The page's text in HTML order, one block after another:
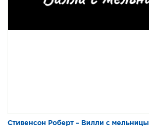
Стивенсон Роберт – Вилли с мельницы